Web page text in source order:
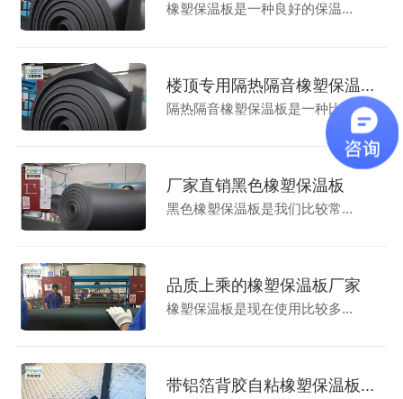
橡塑保温板是一种良好的保温...
楼顶专用隔热隔音橡塑保温...
隔热隔音橡塑保温板是一种比...
厂家直销黑色橡塑保温板
黑色橡塑保温板是我们比较常...
品质上乘的橡塑保温板厂家
橡塑保温板是现在使用比较多...
带铝箔背胶自粘橡塑保温板...